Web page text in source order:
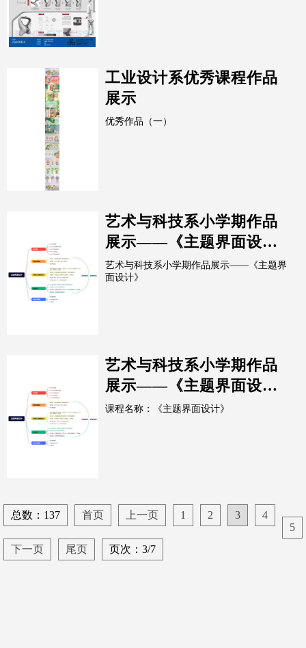
工业设计系优秀课程作品
展示
优秀作品（一）
艺术与科技系小学期作品
展示——《主题界面设
计》2
艺术与科技系小学期作品展示——《主题界
面设计》
艺术与科技系小学期作品
展示——《主题界面设
计》1
课程名称：《主题界面设计》
总数：137 首页 上一页 1 2 3
4
5
下一页
尾页 页次：3/7